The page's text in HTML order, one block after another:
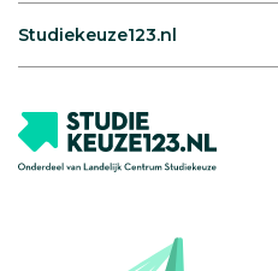
Studiekeuze123.nl